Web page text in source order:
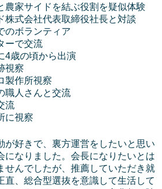
農家サイドを結ぶ役割を疑似体験
株式会社代表取締役社長と対談
のボランティア
ーで交流
4歳の頃から出演
視察
製作所視察
職人さんと交流
流
に視察
が好きで、裏方運営をしたいと思い
になりました。会長になりたいとは
せんでしたが、推薦していただき就
直、総合型選抜を意識して生活して